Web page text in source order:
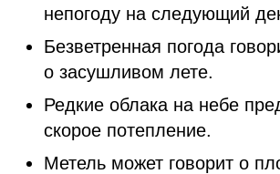
непогоду на следующий
Безветренная погода
о засушливом лете.
Редкие облака на небе
скорое потепление.
Метель может говорит о